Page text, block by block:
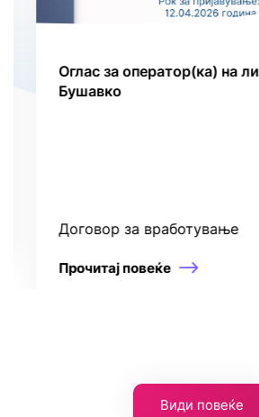
Оглас за оператор(ка) на
Бушавко
Договор за вработување
Прочитај повеќе